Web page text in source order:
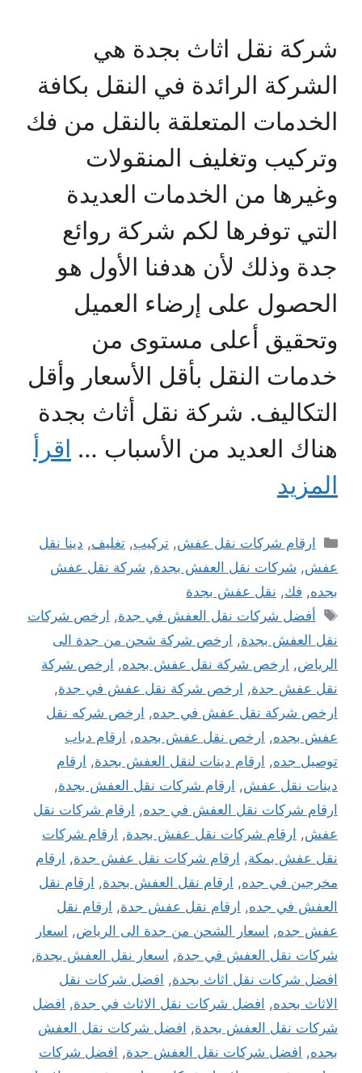
شركة نقل اثاث بجدة هي
الشركة الرائدة في النقل بكافة
الخدمات المتعلقة بالنقل من فك
وتركيب وتغليف المنقولات
وغيرها من الخدمات العديدة
التي توفرها لكم شركة روائع
جدة وذلك لأن هدفنا الأول هو
الحصول على إرضاء العميل
وتحقيق أعلى مستوى من
خدمات النقل بأقل الأسعار وأقل
التكاليف. شركة نقل أثاث بجدة
هناك العديد من الأسباب … اقرأ
المزيد
التصنيفات
ارقام شركات نقل عفش,تركيب,تغليف, دينا نقل
عفش, شركات نقل العفش بجدة, شركة نقل عفش
بجده, فك, نقل عفش بجدة
الوسوم
أفضل شركات نقل العفش في جدة, ارخص شركات
نقل العفش بجدة, ارخص شركة شحن من جدة الى
الرياض, ارخص شركة نقل عفش بجده, ارخص شركة
نقل عفش جدة, ارخص شركة نقل عفش في جدة,
ارخص شركة نقل عفش في جده, ارخص شركه نقل
عفش بجده, ارخص نقل عفش بجده, ارقام دباب
توصيل جده, ارقام دينات لنقل العفش بجدة, ارقام
دينات نقل عفش, ارقام شركات نقل العفش بجدة,
ارقام شركات نقل العفش في جده, ارقام شركات نقل
عفش, ارقام شركات نقل عفش بجدة, ارقام شركات
نقل عفش بمكة, ارقام شركات نقل عفش جدة, ارقام
مخرجين في جده, ارقام نقل العفش بجدة, ارقام نقل
العفش في جده, ارقام نقل عفش جدة, ارقام نقل
عفش جده, اسعار الشحن من جدة الى الرياض, اسعار
شركات نقل العفش في جدة, اسعار نقل العفش بجدة,
افضل شركات نقل اثاث بجدة, افضل شركات نقل
الاثاث بجده, افضل شركات نقل الاثاث في جدة, افضل
شركات نقل العفش بجدة, افضل شركات نقل العفش
بجده, افضل شركات نقل العفش جدة, افضل شركات